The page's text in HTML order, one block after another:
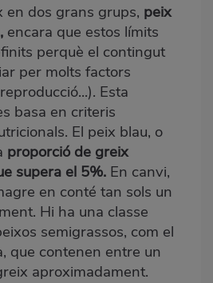
en dos grans grups, peix
encara que estos límits
perquè el contingut
per molts factors
Esta
basa en criteris
El peix blau, o
proporció de greix
supera el 5%. En canvi,
en conté tan sols un
Hi ha una classe
semigrassos, com el
que contenen entre un
aproximadament.